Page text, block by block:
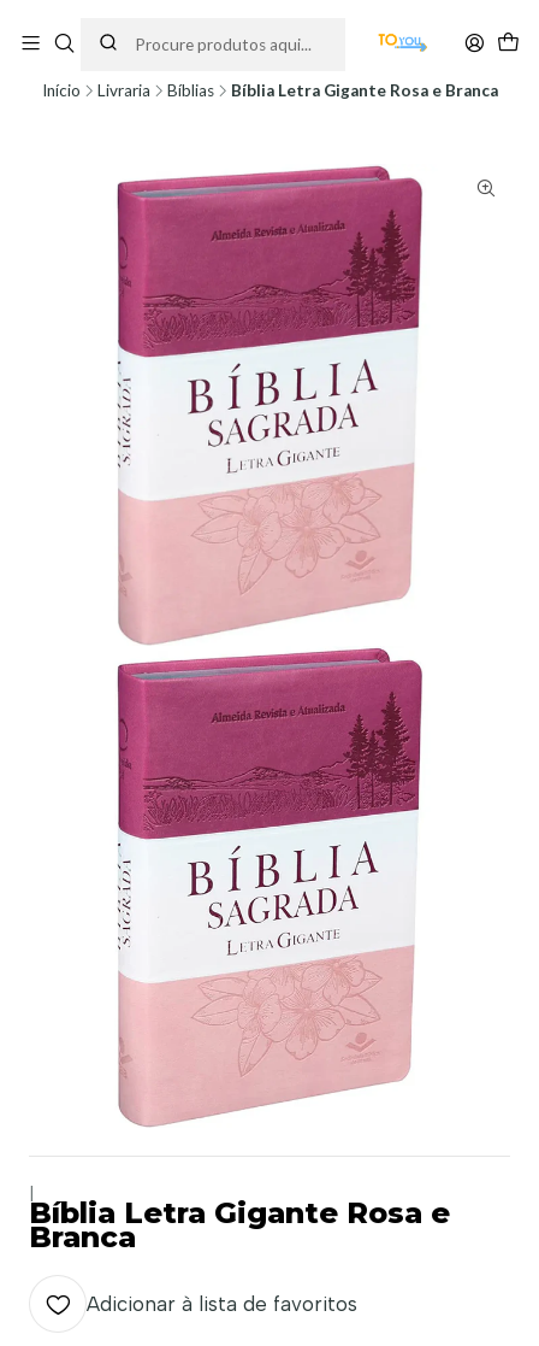
partir do dia 11 de Agosto, às 10H.
Início Livraria Bíblias Bíblia Letra Gigante Rosa e Branca
Bíblia Letra Gigante Rosa e
Branca
Adicionar à lista de favoritos